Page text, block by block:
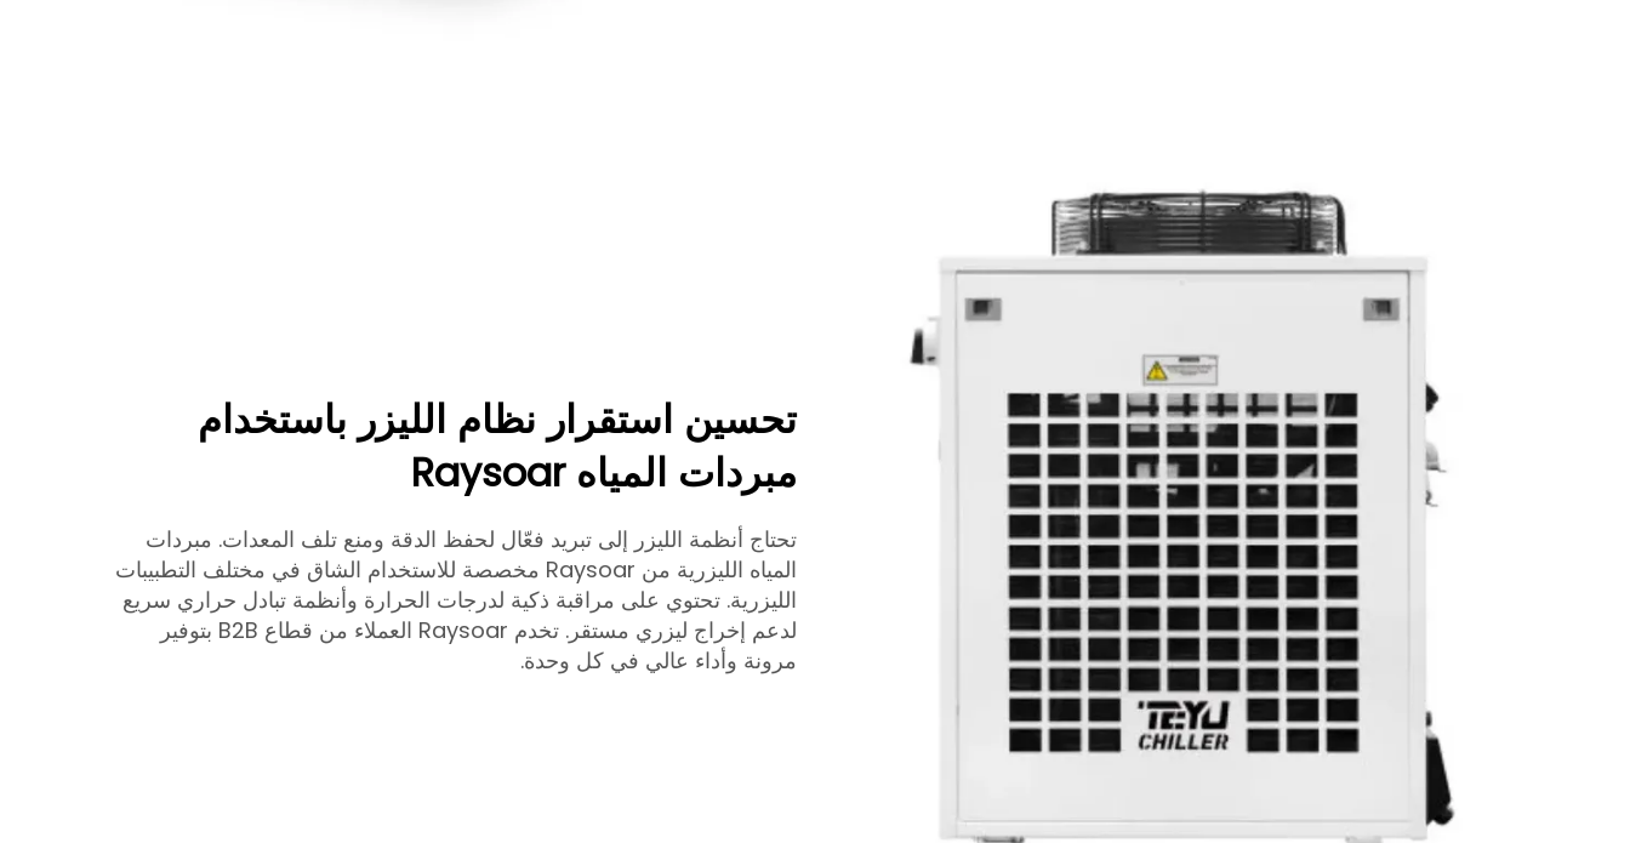
تحسين استقرار نظام الليزر باستخدام
مبردات المياه Raysoar
تحتاج أنظمة الليزر إلى تبريد فعّال لحفظ الدقة ومنع تلف المعدات. مبردات
المياه الليزرية من Raysoar مخصصة للاستخدام الشاق في مختلف التطبيبات
الليزرية. تحتوي على مراقبة ذكية لدرجات الحرارة وأنظمة تبادل حراري سريع
لدعم إخراج ليزري مستقر. تخدم Raysoar العملاء من قطاع B2B بتوفير
مرونة وأداء عالي في كل وحدة.